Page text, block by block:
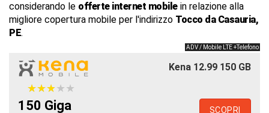
considerando le offerte internet mobilein relazione alla
migliore copertura mobile per l'indirizzo Tocco da Casauria,
PE.
ADV / Mobile LTE +Telefono
Kena 12.99 150 GB
★★★★★
★★★★★
150 Giga SCOPRI